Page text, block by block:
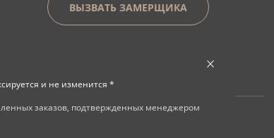
и не изменится *
заказов, подтвержденных менеджером
ВЫЗВАТЬ ЗАМЕРЩИКА